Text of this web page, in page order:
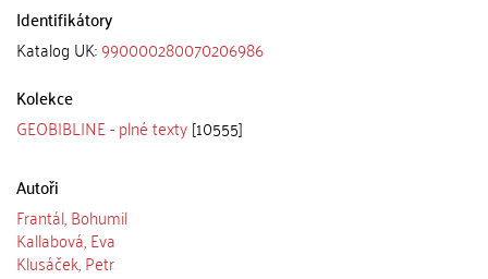
Identifikátory
Katalog UK:990000280070206986
Kolekce
GEOBIBLINE - plné texty[10555]
Autoři
Frantál, Bohumil
Kallabová, Eva
Klusáček, Petr